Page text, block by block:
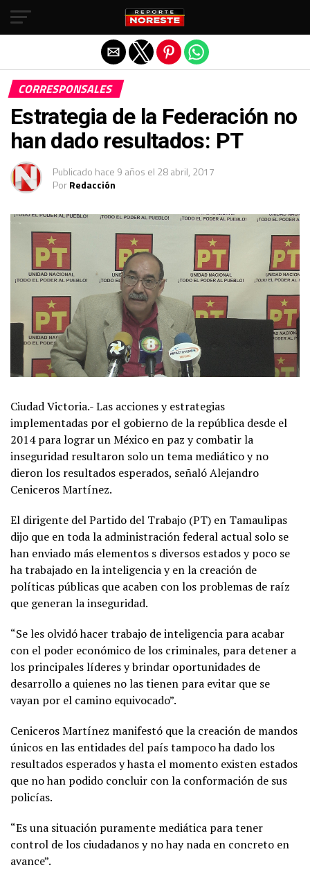
CORRESPONSALES
Estrategia de la Federación no
han dado resultados: PT
Publicado hace 9 años el 28 abril, 2017
PorRedacción
Ciudad Victoria.- Las acciones y estrategias
implementadas por el gobierno de la república desde el
2014 para lograr un México en paz y combatir la
inseguridad resultaron solo un tema mediático y no
dieron los resultados esperados, señaló Alejandro
Ceniceros Martínez.
El dirigente del Partido del Trabajo (PT) en Tamaulipas
dijo que en toda la administración federal actual solo se
han enviado más elementos s diversos estados y poco se
ha trabajado en la inteligencia y en la creación de
políticas públicas que acaben con los problemas de raíz
que generan la inseguridad.
“Se les olvidó hacer trabajo de inteligencia para acabar
con el poder económico de los criminales, para detener a
los principales líderes y brindar oportunidades de
desarrollo a quienes no las tienen para evitar que se
vayan por el camino equivocado”.
Ceniceros Martínez manifestó que la creación de mandos
únicos en las entidades del país tampoco ha dado los
resultados esperados y hasta el momento existen estados
que no han podido concluir con la conformación de sus
policías.
“Es una situación puramente mediática para tener
control de los ciudadanos y no hay nada en concreto en
avance”.
Salir de la versión móvil